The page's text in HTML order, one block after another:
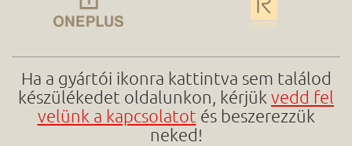
Ha a gyártói ikonra kattintva sem találod
készülékedet oldalunkon, kérjük vedd fel
velünk a kapcsolatot és beszerezzük
neked!